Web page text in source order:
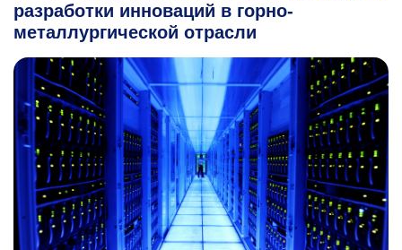
разработки инноваций в горно-
металлургической отрасли